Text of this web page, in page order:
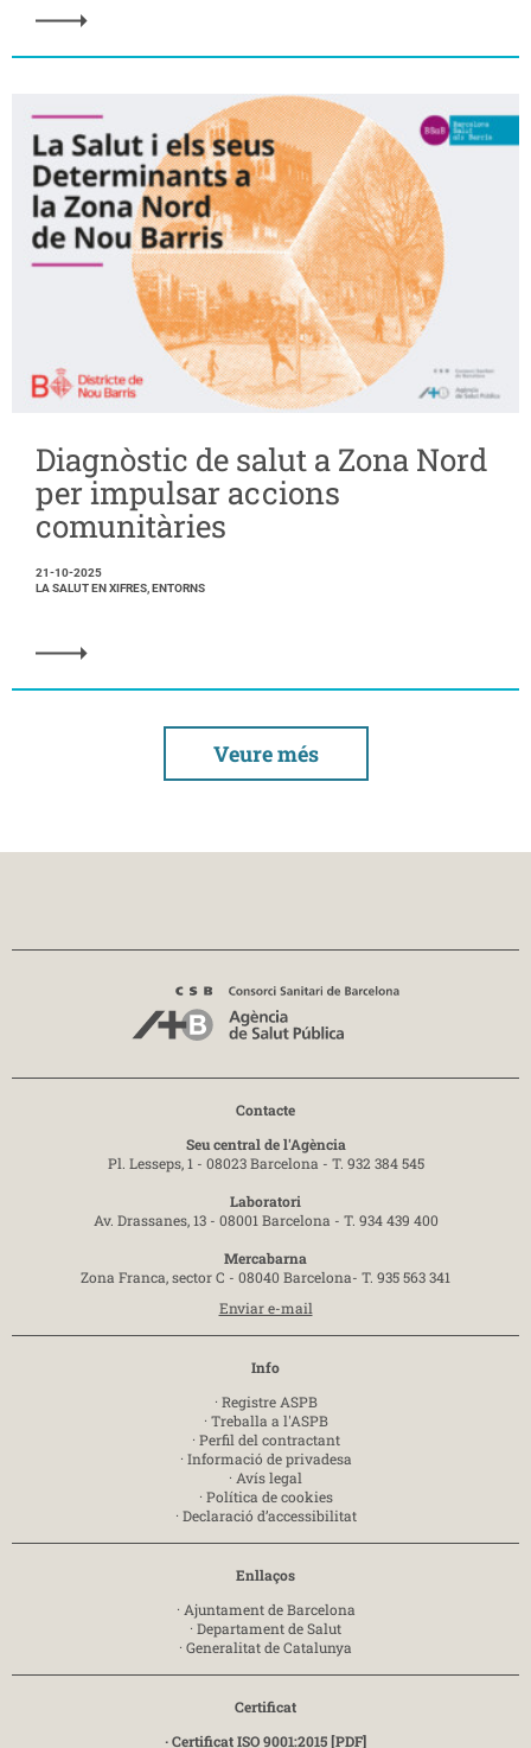
Diagnòstic de salut a Zona Nord
per impulsar accions
comunitàries
21-10-2025
LA SALUT EN XIFRES, ENTORNS
Veure més
Contacte
Seu central de l'Agència
Pl. Lesseps, 1 - 08023 Barcelona - T. 932 384 545
Laboratori
Av. Drassanes, 13 - 08001 Barcelona - T. 934 439 400
Mercabarna
Zona Franca, sector C - 08040 Barcelona- T. 935 563 341
Enviar e-mail
Info
· Registre ASPB
· Treballa a l'ASPB
· Perfil del contractant
· Informació de privadesa
· Avís legal
· Política de cookies
· Declaració d’accessibilitat
Enllaços
· Ajuntament de Barcelona
· Departament de Salut
· Generalitat de Catalunya
Certificat
· Certificat ISO 9001:2015 [PDF]